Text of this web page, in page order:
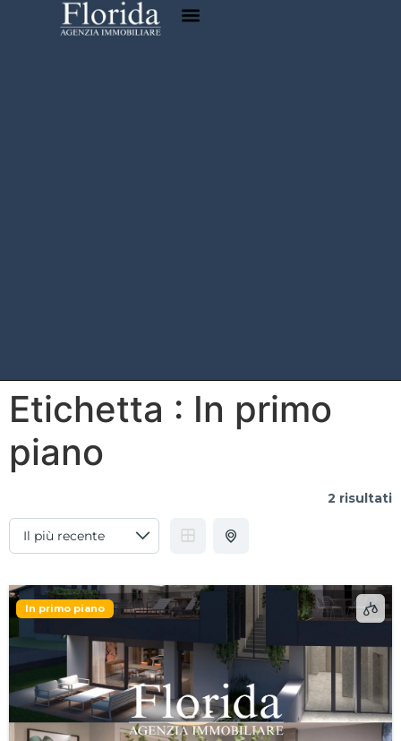
Etichetta : In primo
piano
2 risultati
In primo piano